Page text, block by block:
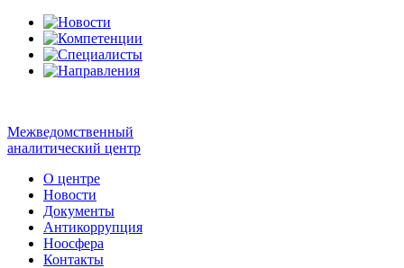
Межведомственный
аналитический центр
О центре
Новости
Документы
Антикоррупция
Ноосфера
Контакты